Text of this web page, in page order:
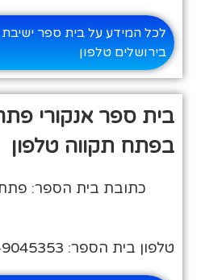
לכל המידע על בית ספר ישיבת
בירושלים טלפון
בית ספר אנקורי
בפתח תקווה טלפון
כתובת בית הספר: פתח
טלפון בית הספר: 03-9045353